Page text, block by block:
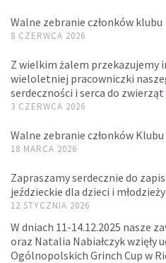
Walne zebranie członków klubu
8 CZERWCA 2026
Z wielkim żalem przekazujemy
wieloletniej pracowniczki
serdeczności i serca do zwierząt
3 CZERWCA 2026
Walne zebranie członków Klubu
18 MARCA 2026
Zapraszamy serdecznie do
jeździeckie dla dzieci i młodzieży
12 STYCZNIA 2026
W dniach 11-14.12.2025 nasze
oraz Natalia Nabiałczyk wzięły
Ogólnopolskich Grinch Cup w